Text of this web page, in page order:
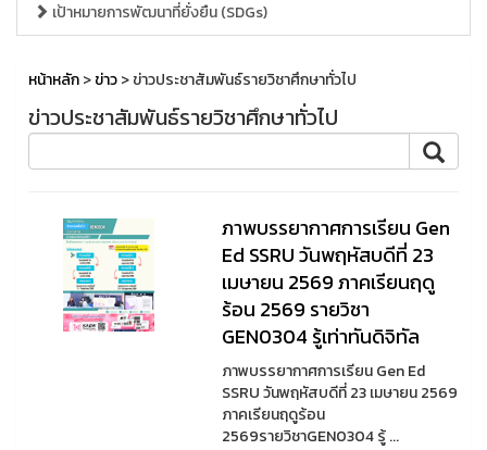
เป้าหมายการพัฒนาที่ยั่งยืน (SDGs)
หน้าหลัก>ข่าว> ข่าวประชาสัมพันธ์รายวิชาศึกษาทั่วไป
ข่าวประชาสัมพันธ์รายวิชาศึกษาทั่วไป
ภาพบรรยากาศการเรียน Gen
Ed SSRU วันพฤหัสบดีที่ 23
เมษายน 2569 ภาคเรียนฤดู
ร้อน 2569 รายวิชา
GEN0304 รู้เท่าทันดิจิทัล
ภาพบรรยากาศการเรียน Gen Ed
SSRU วันพฤหัสบดีที่ 23 เมษายน 2569
ภาคเรียนฤดูร้อน
2569รายวิชาGEN0304 รู้ ...